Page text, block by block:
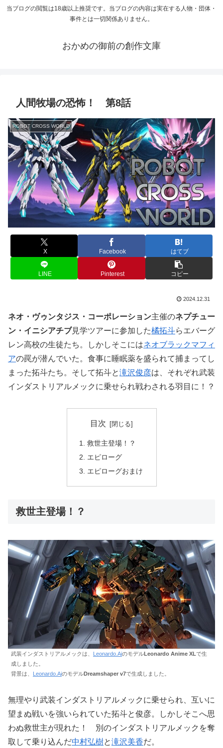
当ブログの閲覧は18歳以上推奨です。当ブログの内容は実在する人物・団体・
事件とは一切関係ありません。
おかめの御前の創作文庫
人間牧場の恐怖！ 第8話
ROBOT CROSS WORLD
X Facebook はてブ
LINE Pinterest コピー
2024.12.31
ネオ・ヴゥンタジス・コーポレーション主催のネプチュー
ン・イニシアチブ見学ツアーに参加した橘拓斗らエバーグ
レン高校の生徒たち。しかしそこにはネオブラックマフィ
アの罠が潜んでいた。食事に睡眠薬を盛られて捕まってし
まった拓斗たち。そして拓斗と滝沢俊彦は、それぞれ武装
インダストリアルメックに乗せられ戦わされる羽目に！？
目次
救世主登場！？
エピローグ
エピローグおまけ
救世主登場！？
武装インダストリアルメックは、 Leonardo.AiのモデルLeonardo Anime XLで生
成しました。
背景は、
Leonardo.AiのモデルDreamshaper v7で生成しました。
無理やり武装インダストリアルメックに乗せられ、互いに
望まぬ戦いを強いられていた拓斗と俊彦。しかしそこへ思
わぬ救世主が現れた！ 別のインダストリアルメックを奪
取して乗り込んだ中村弘樹と滝沢美香だ。